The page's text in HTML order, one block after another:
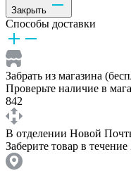
Закрыть
Способы доставки
Забрать из магазина
Проверьте наличие в
842
В отделении Новой
Заберите товар в